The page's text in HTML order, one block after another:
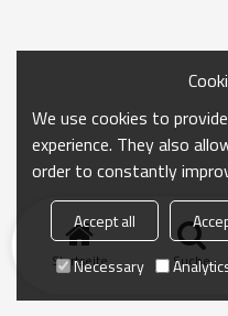
Startseite Suche
We use cookies to
experience. They also
order to constantly
Accept all
Necessary